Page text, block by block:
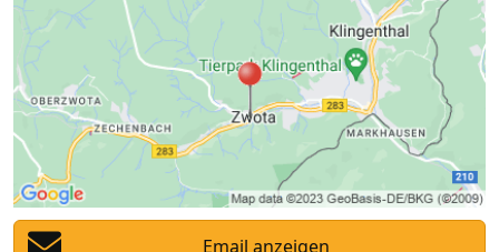
Email anzeigen